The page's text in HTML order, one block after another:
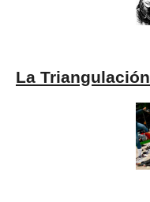
La Triangulación